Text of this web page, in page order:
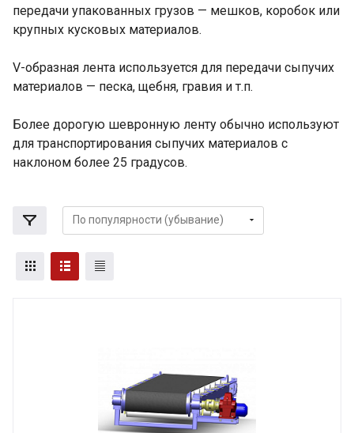
передачи упакованных грузов — мешков, коробок или
крупных кусковых материалов.
V-образная лента используется для передачи сыпучих
материалов — песка, щебня, гравия и т.п.
Более дорогую шевронную ленту обычно используют
для транспортирования сыпучих материалов с
наклоном более 25 градусов.